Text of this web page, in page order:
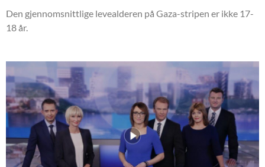
Den gjennomsnittlige levealderen på Gaza-stripen er ikke 17-
18 år.